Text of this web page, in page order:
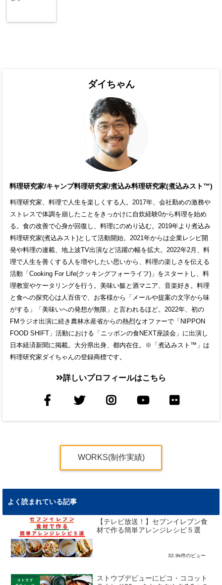
ダイちゃん
料理研究家/キャンプ料理研究家/煮込み料理研究家(煮込みスト™)
料理研究家、料理で人生を楽しくする人。2017年、会社勤めの激務や
ストレスで体調を崩したことをきっかけに自炊経験0から料理を始め
る。食の改善で心身が回復し、料理にのめり込む。2019年より煮込み
料理研究家(煮込みスト)として活動開始。2021年からは企業レシピ開
発や料理の連載、地上波TV出演など活躍の幅を拡大。2022年2月、料
理で人生を善くする人を増やしたい思いから、料理の楽しさを伝える
活動「Cooking For Life(クッキングフォーライフ)」をスタートし、料
理教室やケータリングを行う。美味い飯と酒マニア、音楽好き。料理
と食への探究心は人百倍で、お客様から「メールや提案の文字から味
がする」「美味いへの発想が無限」と言われるほど。2022年、初の
FMラジオ出演に続き農林水産省からの熱烈なオファーで「NIPPON
FOOD SHIFT」活動における「ニッポンの食NEXT座談会」に出演し
日本経済新聞に掲載。大分県出身、都内在住。※「煮込みスト™」は
料理研究家ダイちゃんの登録商標です。
詳しいプロフィールはこちら
WORKS(制作実績)
よく読まれている記事
【テレビ放送！】セブンイレブン食
材で作る簡単アレンジレシピ５選
32.9k件のビュー
ストウブデビューにピコ・ココット